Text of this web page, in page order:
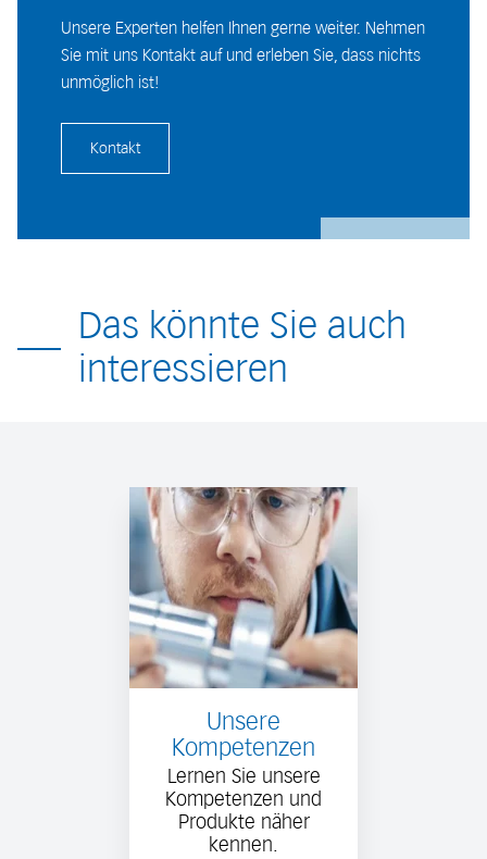
Unsere Experten helfen Ihnen gerne weiter. Nehmen
Sie mit uns Kontakt auf und erleben Sie, dass nichts
unmöglich ist!
Kontakt
Das könnte Sie auch
interessieren
Unsere
Kompetenzen
Lernen Sie unsere
Kompetenzen und
Produkte näher
kennen.